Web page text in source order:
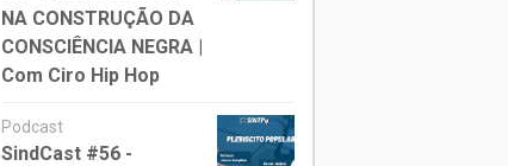
NA CONSTRUÇÃO DA
CONSCIÊNCIA NEGRA |
Com Ciro Hip Hop
Podcast
SindCast #56 -